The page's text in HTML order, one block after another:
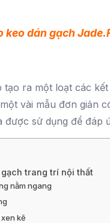
keo dán gạch
ra một loạt các
vài mẫu đơn giản
sử dụng để đáp
gạch trang trí nội thất
nằm ngang
kẽ